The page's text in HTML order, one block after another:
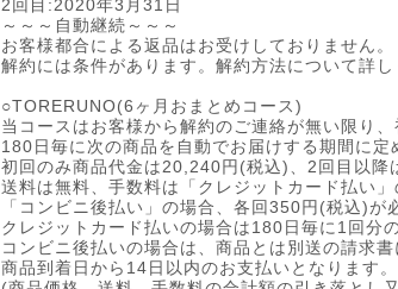
2回目:2020年3月31日
～～～自動継続～～～
お客様都合による返品はお受けしておりません。
解約には条件があります。解約方法について詳
○TORERUNO(6ヶ月おまとめコース)
当コースはお客様から解約のご連絡が無い限り、
180日毎に次の商品を自動でお届けする期間に定
初回のみ商品代金は20,240円(税込)、2回目以降
送料は無料、手数料は「クレジットカード払い
「コンビニ後払い」の場合、各回350円(税込)が
クレジットカード払いの場合は180日毎に1回分
コンビニ後払いの場合は、商品とは別送の請求書
商品到着日から14日以内のお支払いとなります。